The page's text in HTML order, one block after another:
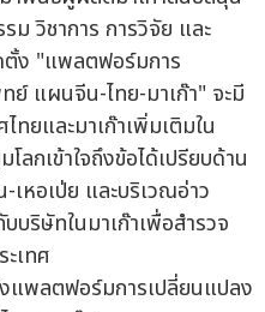
ม วิชาการ การวิจัย และ
ตั้ง "แพลตฟอร์มการ
ย์ แผนจีน-ไทย-มาเก๊า" จะมี
ทยและมาเก๊าเพิ่มเติมใน
ลกเข้าใจถึงข้อได้เปรียบด้าน
เหอเป่ย และบริเวณอ่าว
ริษัทในมาเก๊าเพื่อสำรวจ
เทศ